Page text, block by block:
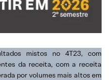
mistos no 4T23, com
da receita, com a receita
por volumes mais altos em